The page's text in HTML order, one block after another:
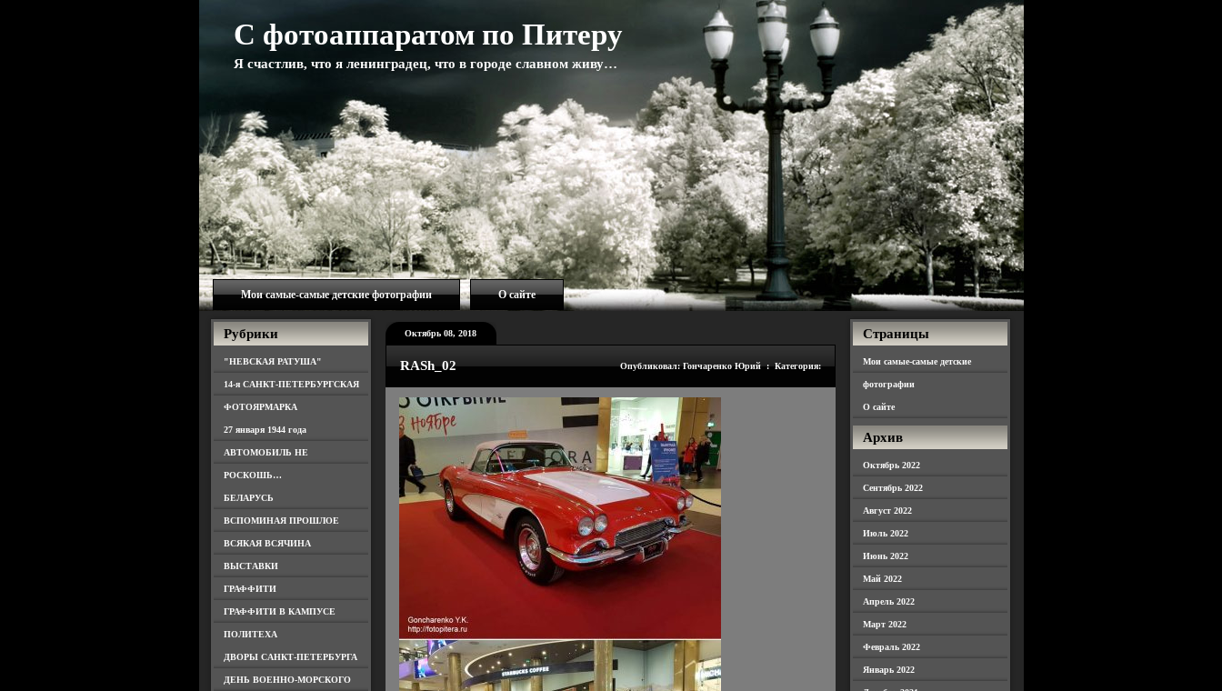
С фотоаппаратом по Питеру
Я счастлив, что я ленинградец, что в городе славном живу…
Мои самые-самые детские фотографии О сайте
Рубрики
"НЕВСКАЯ РАТУША"
14-я САНКТ-ПЕТЕРБУРГСКАЯ
ФОТОЯРМАРКА
27 января 1944 года
АВТОМОБИЛЬ НЕ
РОСКОШЬ…
БЕЛАРУСЬ
ВСПОМИНАЯ ПРОШЛОЕ
ВСЯКАЯ ВСЯЧИНА
ВЫСТАВКИ
ГРАФФИТИ
ГРАФФИТИ В КАМПУСЕ
ПОЛИТЕХА
ДВОРЫ САНКТ-ПЕТЕРБУРГА
ДЕНЬ ВОЕННО-МОРСКОГО
Октябрь 08, 2018
RASh_02 Опубликовал: Гончаренко Юрий : Категория:
Страницы
Мои самые-самые детские
фотографии
О сайте
Архив
Октябрь 2022
Сентябрь 2022
Август 2022
Июль 2022
Июнь 2022
Май 2022
Апрель 2022
Март 2022
Февраль 2022
Январь 2022